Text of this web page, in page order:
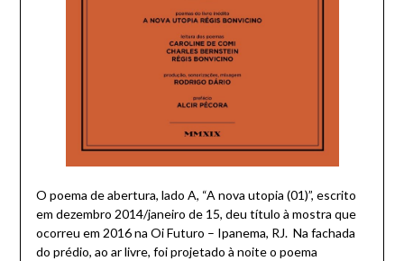
O poema de abertura, lado A, “A nova utopia (01)”, escrito
em dezembro 2014/janeiro de 15, deu título à mostra que
ocorreu em 2016 na Oi Futuro – Ipanema, RJ. Na fachada
do prédio, ao ar livre, foi projetado à noite o poema